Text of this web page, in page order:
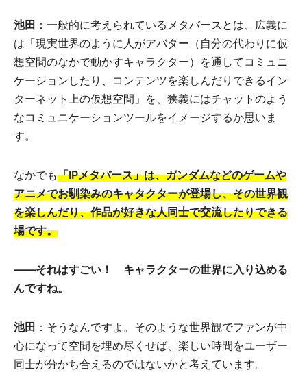
池田 ：一般的に考えられているメタバースとは、広義に
は「現実世界のように人がアバター（自分の代わりに仮
想空間のなかで動かすキャラクター）を通してコミュニ
ケーションしたり、コンテンツを楽しんだりできるイン
ターネット上の仮想空間」を、狭義にはチャットのよう
なコミュニケーションツールをイメージするか思いま
す。
なかでも「IPメタバース」は、ガンダムなどのゲームや
アニメでお馴染みのキャタクターが登場し、その世界観
を楽しんだり、作品が好きな人同士で交流したりできる
場です。
――それはすごい！ キャラクターの世界に入り込める
んですね。
池田 ：そうなんですよ。そのような世界観でファンが中
心になって空間を埋め尽くせば、楽しい時間をユーザー
同士が分かち合えるのではないかと考えています。